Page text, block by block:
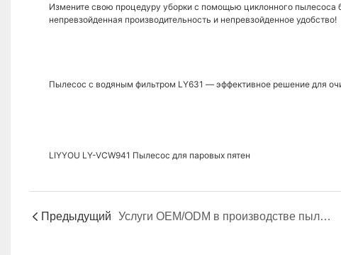
Измените свою процедуру уборки с помощью циклонного пылесоса
непревзойденная производительность и непревзойденное удобство!
Пылесос с водяным фильтром LY631 — эффективное решение для
LIYYOU LY-VCW941 Пылесос для паровых пятен
Предыдущий Услуги OEM/ODM в производстве пылесосов: подробное руководство